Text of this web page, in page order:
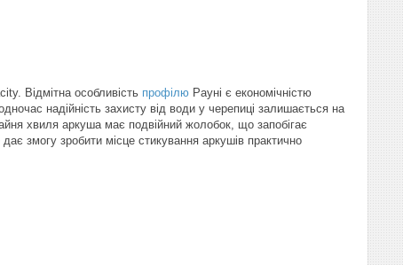
Відмітна особливість профілю Рауні є економічністю
надійність захисту від води у черепиці залишається на
хвиля аркуша має подвійний жолобок, що запобігає
змогу зробити місце стикування аркушів практично